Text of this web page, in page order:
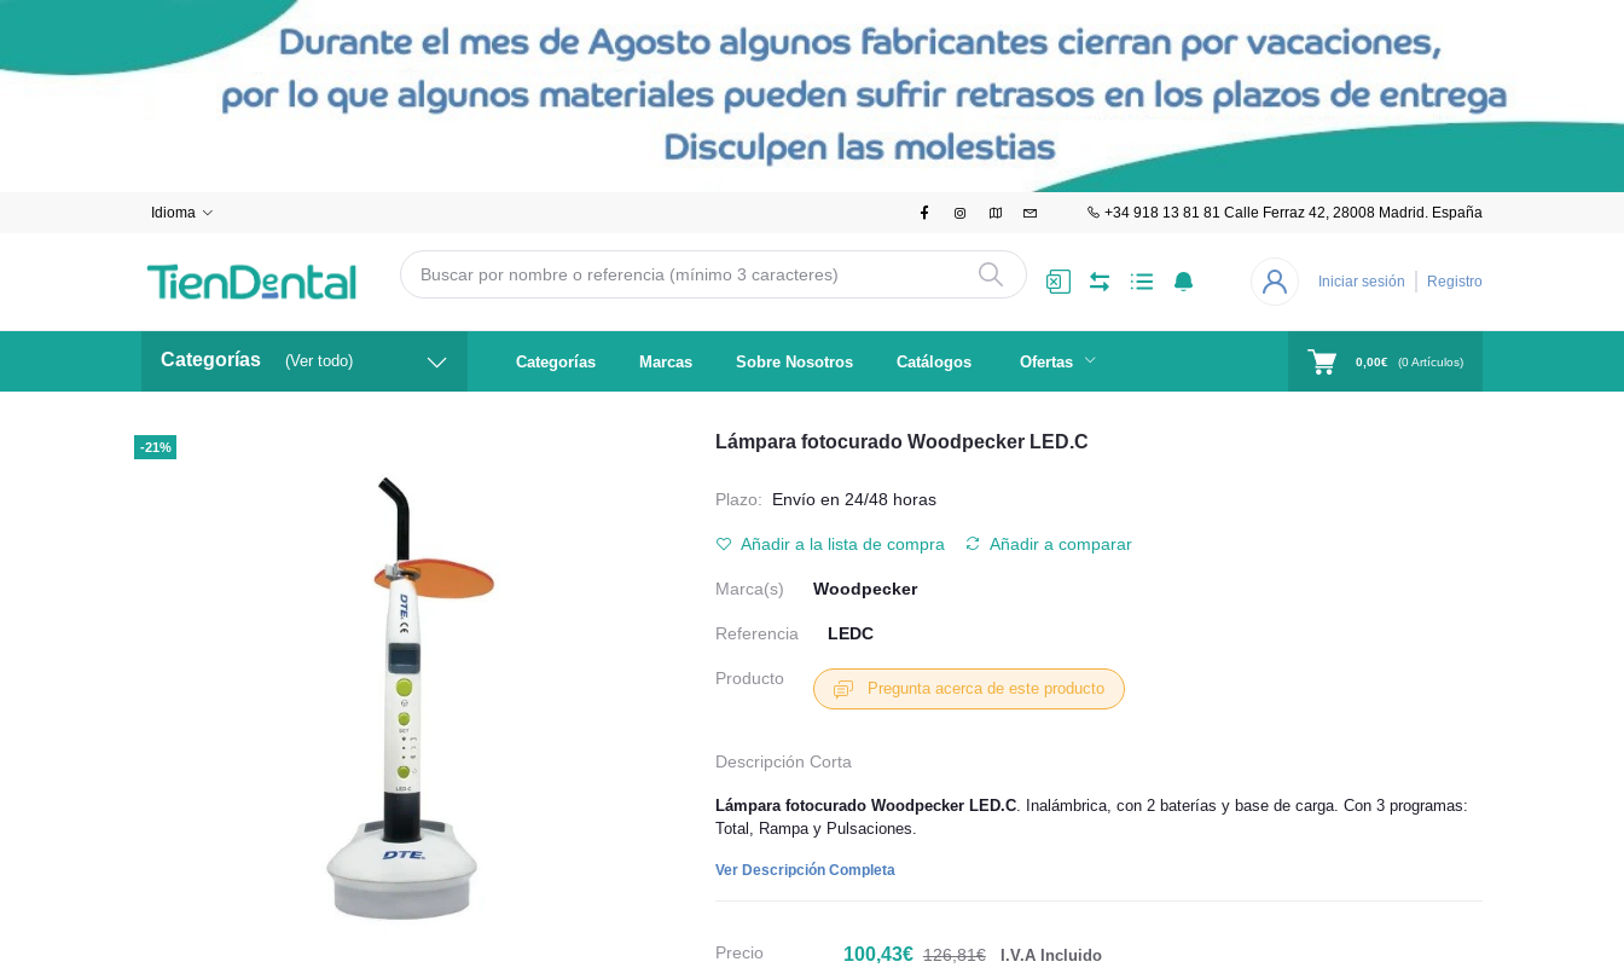
Idioma +34 918 13 81 81 Calle Ferraz 42, 28008 Madrid. España
Iniciar sesión Registro
Categorías (Ver todo) Categorías Marcas Sobre Nosotros Catálogos Ofertas 0,00€ (0Artículos)
-21% Lámpara fotocurado Woodpecker LED.C
Plazo: Envío en 24/48 horas
Añadir a la lista de compra Añadir a comparar
Marca(s) Woodpecker
Referencia LEDC
Producto
Pregunta acerca de este producto
Descripción Corta
Lámpara fotocurado Woodpecker LED.C. Inalámbrica, con 2 baterías y base de carga. Con 3 programas:
Total, Rampa y Pulsaciones.
Ver Descripción Completa
Precio 100,43€ 126,81€ I.V.A Incluido